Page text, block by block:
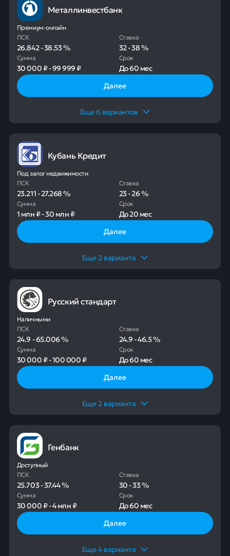
Металлинвестбанк
Премиум-онлайн
ПСК
26.842-38.53%
Ставка
32-38%
Сумма
30 000 ₽-99 999 ₽
Срок
До60 мес
Далее
Еще6 вариантов
Кубань Кредит
Под залог недвижимости
ПСК
23.211-27.268%
Ставка
23-26%
Сумма
1 млн ₽-30 млн ₽
Срок
До20 мес
Далее
Еще2 варианта
Русский стандарт
Наличными
ПСК
24.9-65.006%
Ставка
24.9-46.5%
Сумма
30 000 ₽-100 000 ₽
Срок
До60 мес
Далее
Еще2 варианта
Генбанк
Доступный
ПСК
25.703-37.44%
Ставка
30-33%
Сумма
30 000 ₽-4 млн ₽
Срок
До60 мес
Далее
Еще4 варианта